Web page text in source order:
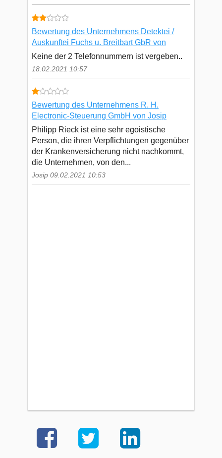
Bewertung des Unternehmens Detektei /
Auskunftei Fuchs u. Breitbart GbR von
Keine der 2 Telefonnummern ist vergeben..
18.02.2021 10:57
Bewertung des Unternehmens R. H.
Electronic-Steuerung GmbH von Josip
Philipp Rieck ist eine sehr egoistische
Person, die ihren Verpflichtungen gegenüber
der Krankenversicherung nicht nachkommt,
die Unternehmen, von den...
Josip 09.02.2021 10:53